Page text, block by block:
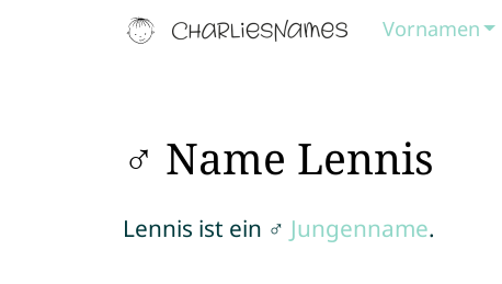
Vornamen
♂ Name Lennis
Lennis ist ein ♂ Jungenname.